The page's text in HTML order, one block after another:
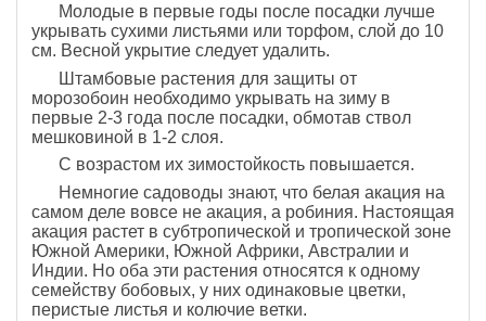
Молодые в первые годы после посадки лучше
укрывать сухими листьями или торфом, слой до 10
см. Весной укрытие следует удалить.
Штамбовые растения для защиты от
морозобоин необходимо укрывать на зиму в
первые 2-3 года после посадки, обмотав ствол
мешковиной в 1-2 слоя.
С возрастом их зимостойкость повышается.
Немногие садоводы знают, что белая акация на
самом деле вовсе не акация, а робиния. Настоящая
акация растет в субтропической и тропической зоне
Южной Америки, Южной Африки, Австралии и
Индии. Но оба эти растения относятся к одному
семейству бобовых, у них одинаковые цветки,
перистые листья и колючие ветки.